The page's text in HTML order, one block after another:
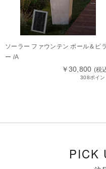
ソーラー ファウンテン ボール＆ピラ
ー /A
￥30,800 (税
308ポイン
PICK